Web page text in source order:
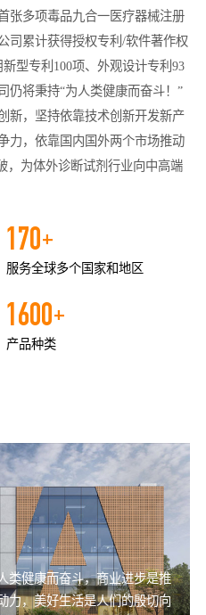
张多项毒品九合一医疗器械注册
司累计获得授权专利/软件著作权
型专利100项、外观设计专利93
仍将秉持“为人类健康而奋斗！”
新，坚持依靠技术创新开发新产
力，依靠国内国外两个市场推动
，为体外诊断试剂行业向中高端
170+
服务全球多个国家和地区
1600+
产品种类
类健康而奋斗，商业进步是推
力，美好生活是人们的殷切向